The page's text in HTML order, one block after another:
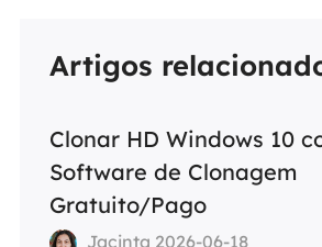
Artigos
Clonar HD Windows 10
Software de Clonagem
Gratuito/Pago
Jacinta 2026-06-18